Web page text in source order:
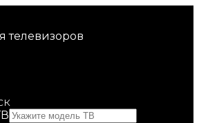
телевизоров